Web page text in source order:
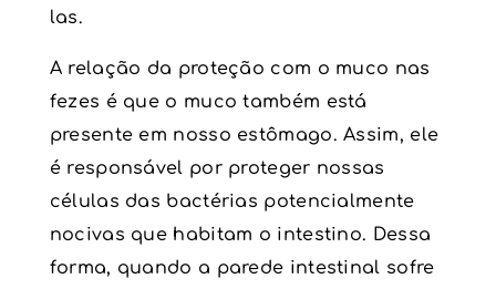
las.
A relação da proteção com o muco nas
fezes é que o muco também está
presente em nosso estômago. Assim, ele
é responsável por proteger nossas
células das bactérias potencialmente
nocivas que habitam o intestino. Dessa
forma, quando a parede intestinal sofre